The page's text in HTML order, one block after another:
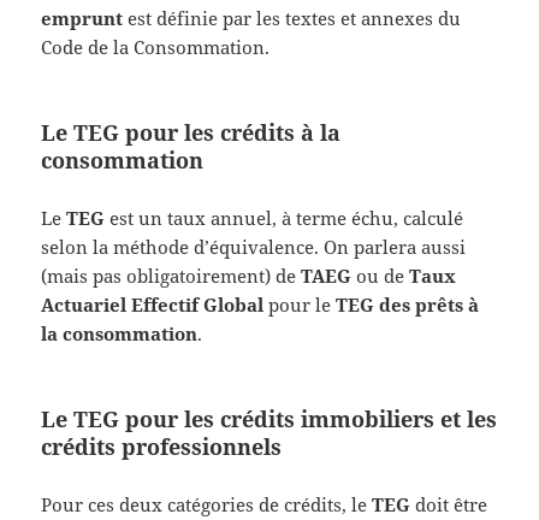
emprunt est définie par les textes et annexes du
Code de la Consommation.
Le TEG pour les crédits à la
consommation
LeTEG est un taux annuel, à terme échu, calculé
selon la méthode d’équivalence. On parlera aussi
(mais pas obligatoirement) deTAEG ou deTaux
Actuariel Effectif Global pour leTEG des prêts à
la consommation.
Le TEG pour les crédits immobiliers et les
crédits professionnels
Pour ces deux catégories de crédits, leTEG doit être